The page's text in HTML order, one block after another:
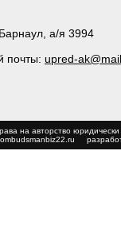
а/я 3994
почты: upred-
Права на авторство
ombudsmanbiz22.ru